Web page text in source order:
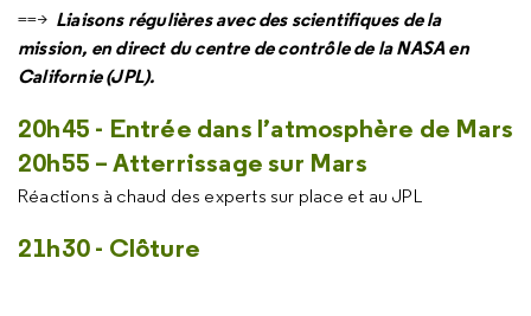
==> Liaisons régulières avec des scientifiques de la
mission, en direct du centre de contrôle de la NASA en
Californie (JPL).
20h45 - Entrée dans l’atmosphère de Mars
20h55 – Atterrissage sur Mars
Réactions à chaud des experts sur place et au JPL
21h30 - Clôture